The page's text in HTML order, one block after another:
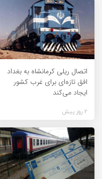
اتصال ریلی کرمانشاه به بغداد
افق تازه‌ای برای غرب کشور
ایجاد می‌کند
2 روز پیش